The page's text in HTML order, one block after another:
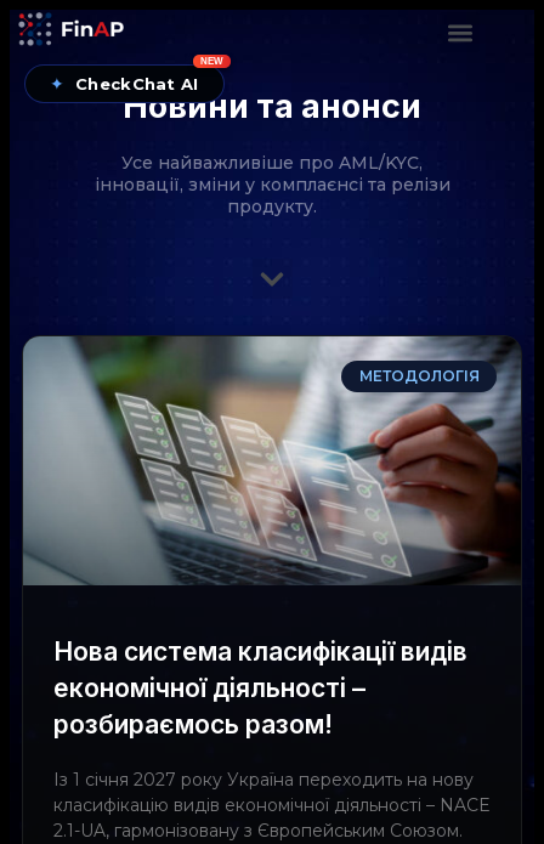
✦ CheckChat AI
NEW
Новини та анонси
Усе найважливіше про AML/KYC,
інновації, зміни у комплаєнсі та релізи
продукту.
МЕТОДОЛОГІЯ
Нова система класифікації видів
економічної діяльності –
розбираємось разом!
Із 1 січня 2027 року Україна переходить на нову
класифікацію видів економічної діяльності – NACE
2.1-UA, гармонізовану з Європейським Союзом.